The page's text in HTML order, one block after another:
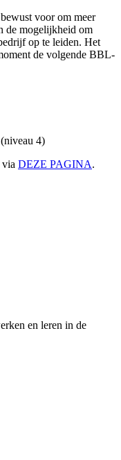
voor om meer
de mogelijkheid om
op te leiden. Het
de volgende BBL-
4)
via DEZE PAGINA.
en leren in de